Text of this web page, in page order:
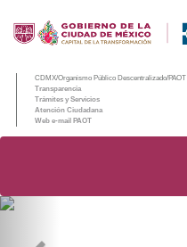
CDMX/Organismo Público Descentralizado/PAOT
Transparencia
Trámites y Servicios
Atención Ciudadana
Web e-mail PAOT